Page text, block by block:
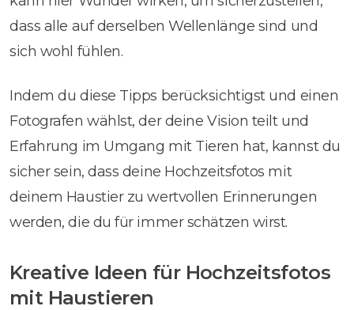
dass alle auf derselben Wellenlänge sind und
sich wohl fühlen.
Indem du diese Tipps berücksichtigst und einen
Fotografen wählst, der deine Vision teilt und
Erfahrung im Umgang mit Tieren hat, kannst du
sicher sein, dass deine Hochzeitsfotos mit
deinem Haustier zu wertvollen Erinnerungen
werden, die du für immer schätzen wirst.
Kreative Ideen für Hochzeitsfotos
mit Haustieren